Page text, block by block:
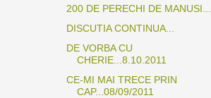
200 DE PERECHI DE MANUSI...
DISCUTIA CONTINUA...
DE VORBA CU
CHERIE...8.10.2011
CE-MI MAI TRECE PRIN
CAP...08/09/2011